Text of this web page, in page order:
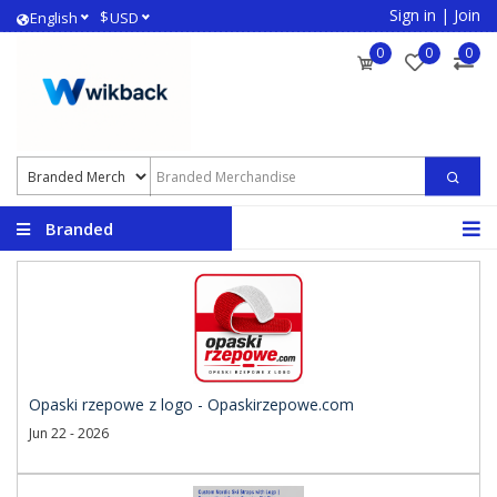
English $USD Sign in | Join
0 0 0
Branded
Opaski rzepowe z logo - Opaskirzepowe.com
Jun 22 - 2026